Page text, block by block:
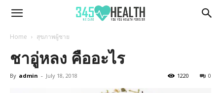
345Health
Home สุขภาพผู้ชาย
ชาอู่หลง คืออะไร
By admin - July 18, 2018 0
1220